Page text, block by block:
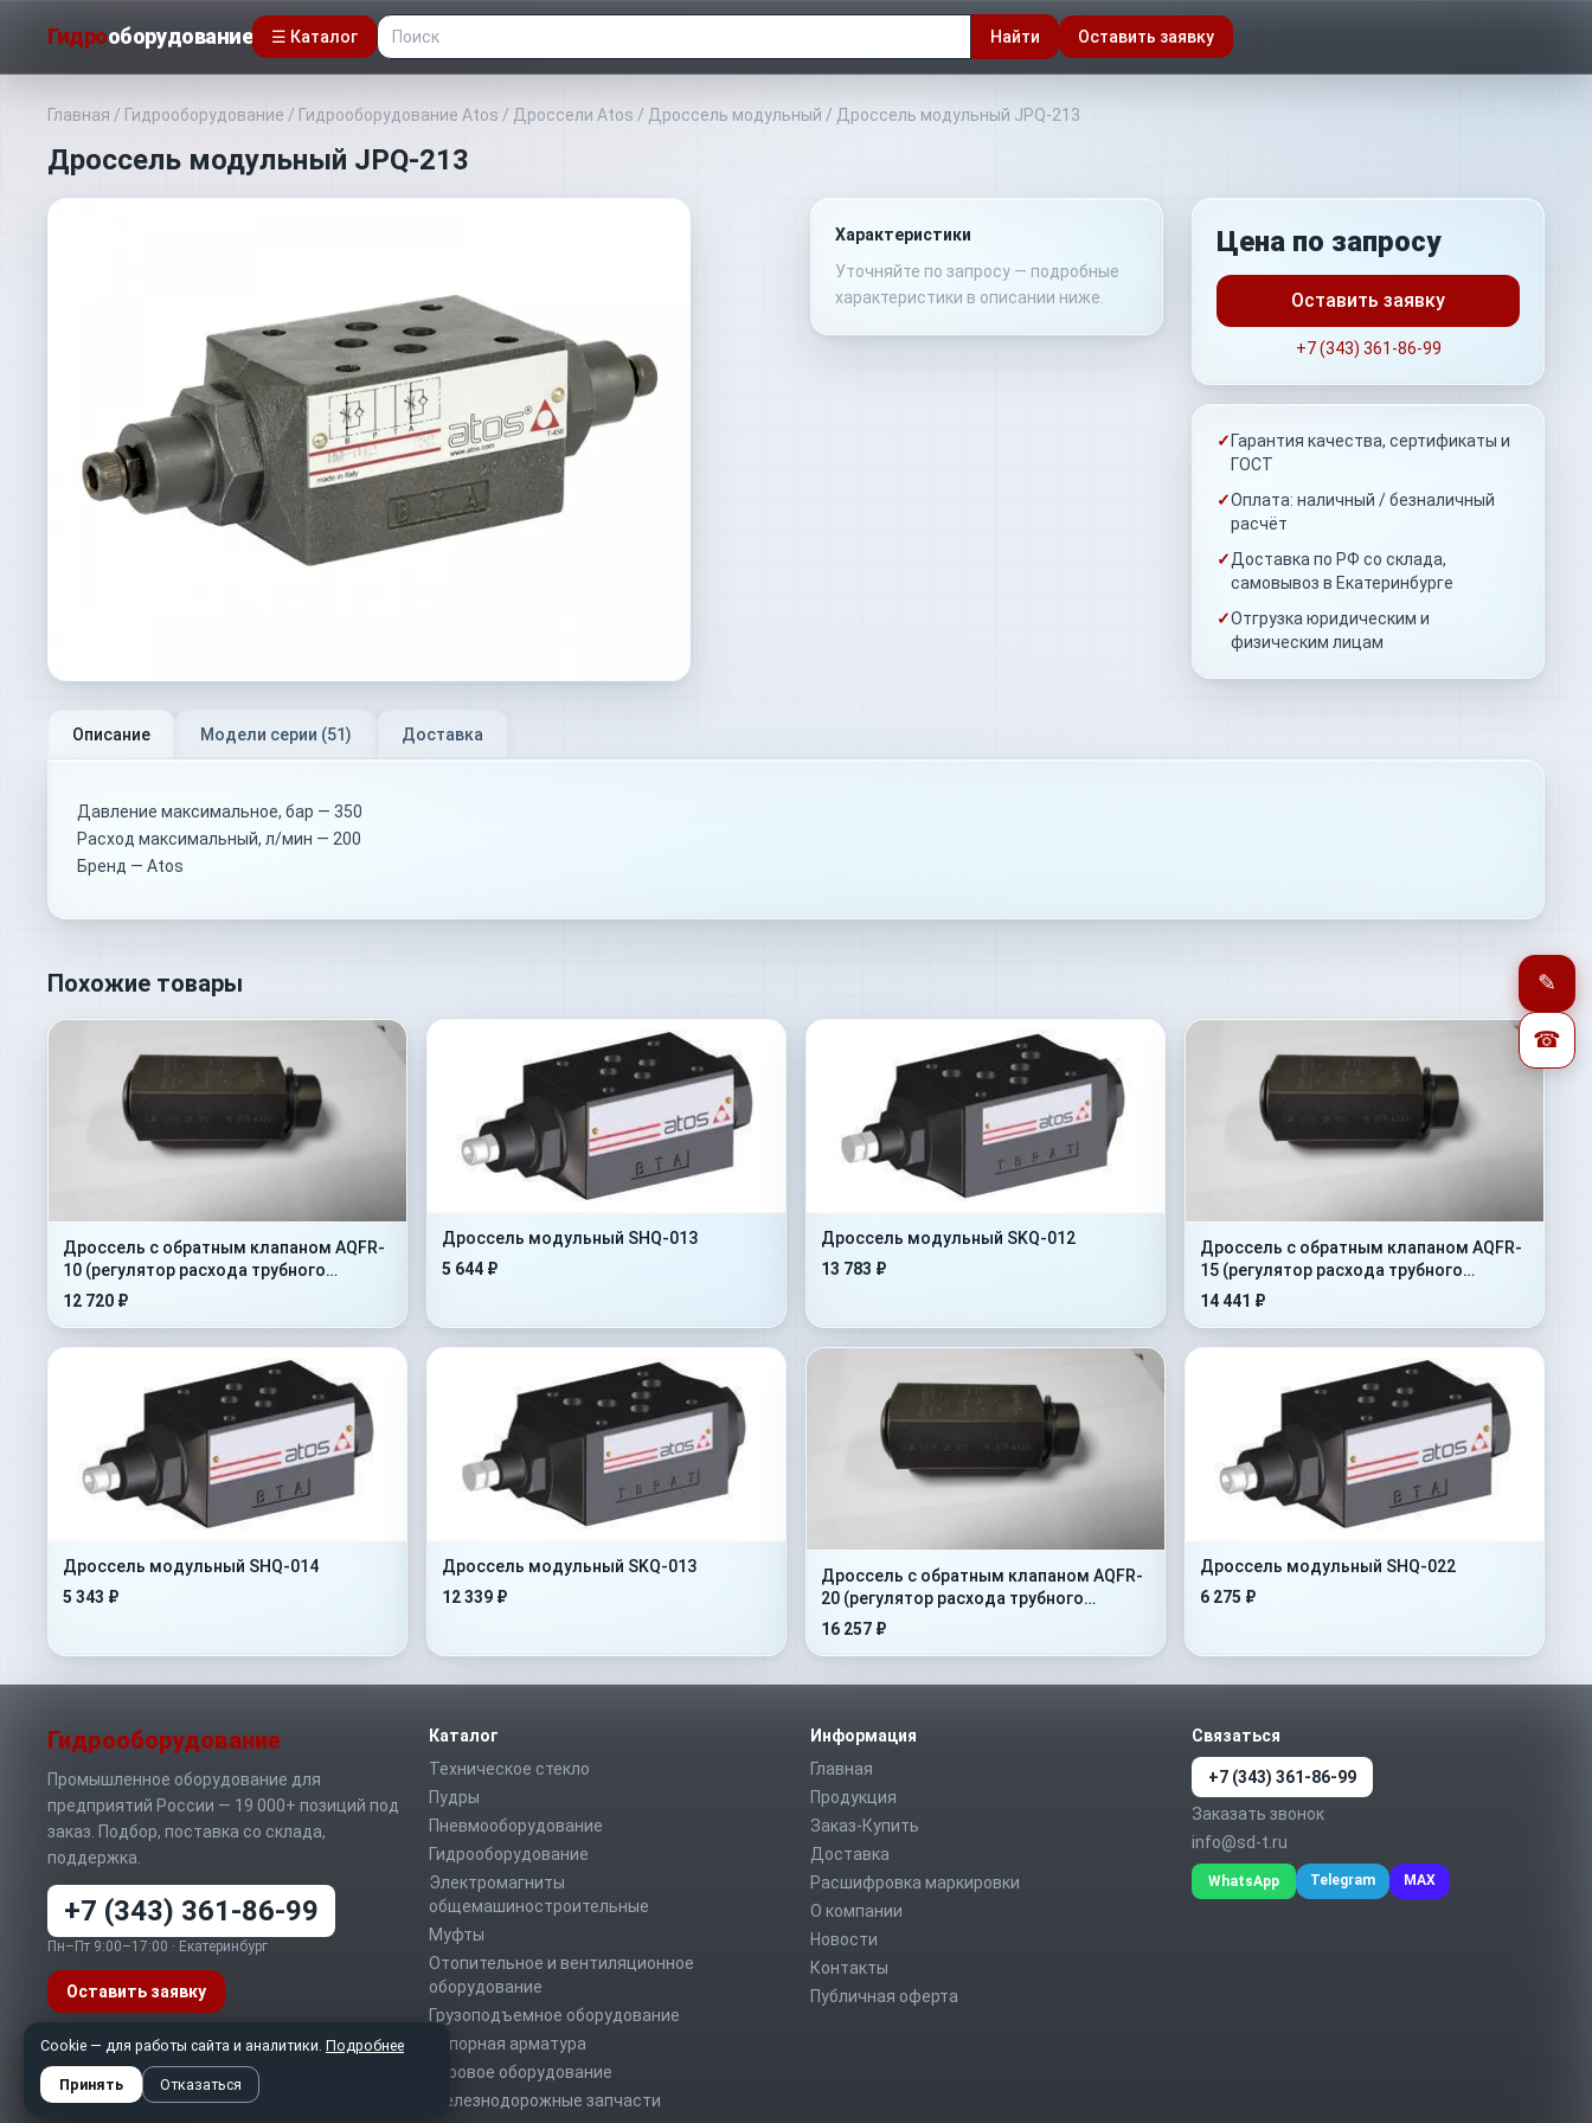
Гидрооборудование ☰ Каталог Найти Оставить заявку
Главная / Гидрооборудование / Гидрооборудование Atos / Дроссели Atos / Дроссель модульный / Дроссель модульный JPQ-213
Дроссель модульный JPQ-213
Характеристики
Уточняйте по запросу — подробные
характеристики в описании ниже.
Цена по запросу
Оставить заявку
+7 (343) 361-86-99
✓ Гарантия качества, сертификаты и
ГОСТ
✓Оплата: наличный / безналичный
расчёт
✓Доставка по РФ со склада,
самовывоз в Екатеринбурге
✓Отгрузка юридическим и
физическим лицам
Описание Модели серии (51) Доставка
Давление максимальное, бар — 350
Расход максимальный, л/мин — 200
Бренд — Atos
Похожие товары
Дроссель с обратным клапаном AQFR-
10 (регулятор расхода трубного
монтажа)
12 720 ₽
Дроссель модульный SHQ-013
5 644 ₽
Дроссель модульный SKQ-012
13 783 ₽
Дроссель с обратным клапаном AQFR-
15 (регулятор расхода трубного
монтажа)
14 441 ₽
Дроссель модульный SHQ-014
5 343 ₽
Дроссель модульный SKQ-013
12 339 ₽
Дроссель с обратным клапаном AQFR-
20 (регулятор расхода трубного
монтажа)
16 257 ₽
Дроссель модульный SHQ-022
6 275 ₽
Гидрооборудование
Промышленное оборудование для
предприятий России — 19 000+ позиций под
заказ. Подбор, поставка со склада,
поддержка.
+7 (343) 361-86-99
Пн–Пт 9:00–17:00 · Екатеринбург
Оставить заявку
WhatsApp Telegram MAX
info@sd-t.ru
Каталог
Техническое стекло
Пудры
Пневмооборудование
Гидрооборудование
Электромагниты
общемашиностроительные
Муфты
Отопительное и вентиляционное
оборудование
Грузоподъемное оборудование
Запорная арматура
Буровое оборудование
Железнодорожные запчасти
Информация
Главная
Продукция
Заказ-Купить
Доставка
Расшифровка маркировки
О компании
Новости
Контакты
Публичная оферта
Связаться
+7 (343) 361-86-99
Заказать звонок
info@sd-t.ru
WhatsApp Telegram MAX
Cookie — для работы сайта и аналитики. Подробнее
Принять Отказаться
✎
☎